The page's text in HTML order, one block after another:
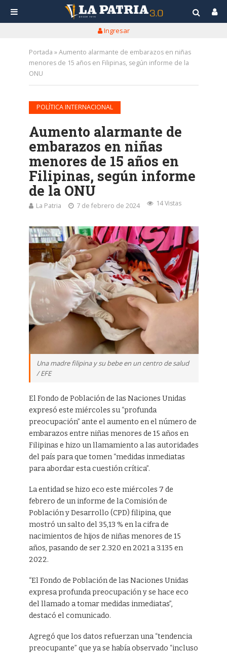
Ingresar
Portada »Aumento alarmante de embarazos en niñas
menores de 15 años en Filipinas, según informe de la
ONU
POLÍTICA INTERNACIONAL
Aumento alarmante de
embarazos en niñas
menores de 15 años en
Filipinas, según informe
de la ONU
La Patria 7 de febrero de 2024 14 Vistas
Una madre filipina y su bebe en un centro de salud
/ EFE
El Fondo de Población de las Naciones Unidas
expresó este miércoles su “profunda
preocupación” ante el aumento en el número de
embarazos entre niñas menores de 15 años en
Filipinas e hizo un llamamiento a las autoridades
del país para que tomen “medidas inmediatas
para abordar esta cuestión crítica”.
La entidad se hizo eco este miércoles 7 de
febrero de un informe de la Comisión de
Población y Desarrollo (CPD) filipina, que
mostró un salto del 35,13 % en la cifra de
nacimientos de hijos de niñas menores de 15
años, pasando de ser 2.320 en 2021 a 3.135 en
2022.
“El Fondo de Población de las Naciones Unidas
expresa profunda preocupación y se hace eco
del llamado a tomar medidas inmediatas”,
destacó el comunicado.
Agregó que los datos refuerzan una “tendencia
preocupante” que ya se había observado “incluso